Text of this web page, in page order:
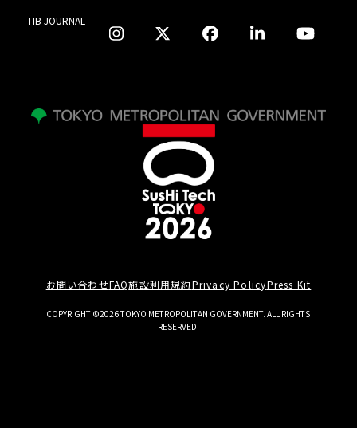
TIB JOURNAL
お問い合わせFAQ施設利用規約Privacy PolicyPress Kit
COPYRIGHT ©2026 TOKYO METROPOLITAN GOVERNMENT. ALL RIGHTS
RESERVED.